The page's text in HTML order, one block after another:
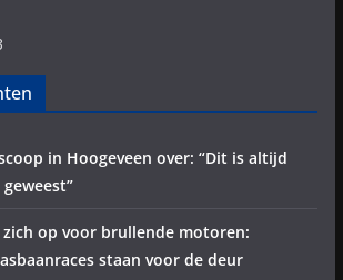
in Hoogeveen over: “Dit is altijd
op voor brullende motoren:
staan voor de deur